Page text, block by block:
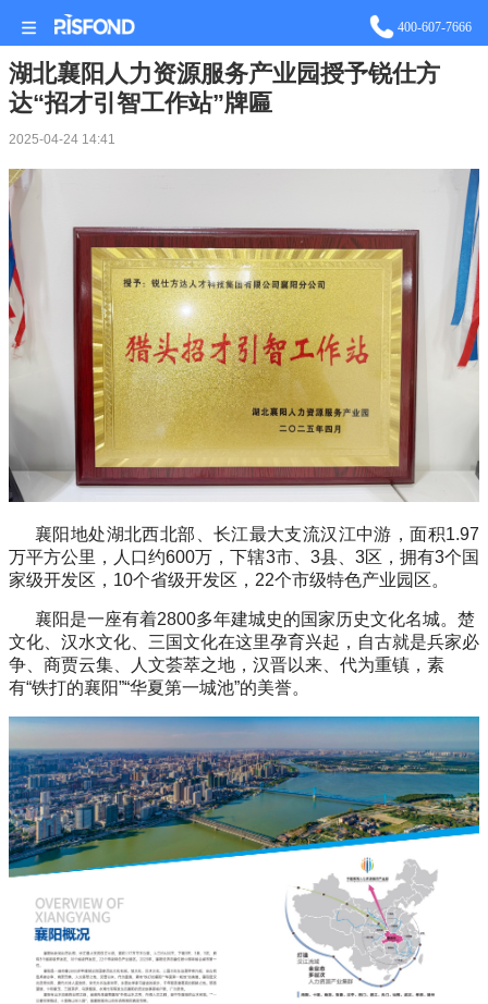
400-607-7666
湖北襄阳人力资源服务产业园授予锐仕方
达“招才引智工作站”牌匾
2025-04-24 14:41
襄阳地处湖北西北部、长江最大支流汉江中游，面积1.97
万平方公里，人口约600万，下辖3市、 3县、 3区，拥有3个国
家级开发区， 10个省级开发区， 22个市级特色产业园区。
襄阳是一座有着2800多年建城史的国家历史文化名城。楚
文化、汉水文化、三国文化在这里孕育兴起，自古就是兵家必
争、商贾云集、人文荟萃之地，汉晋以来、代为重镇，素
有“铁打的襄阳”“华夏第一城池”的美誉。